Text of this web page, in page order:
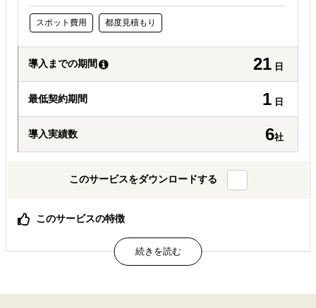
スポット費用 都度見積もり
導入までの期間 21 日
最低契約期間 1 日
導入実績数 6社
このサービスをダウンロードする
このサービスの特徴
海外事業展開企業に必須の安全配慮義務を満たします
コスパ・タイパのよい安全配慮義務取り組みの第一歩